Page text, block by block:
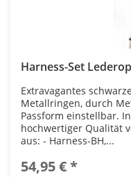
Harness-Set
Extravagantes
Metallringen, durch
Passform einstellbar.
hochwertiger Qualität
aus: - Harness-BH,...
54,95 € *